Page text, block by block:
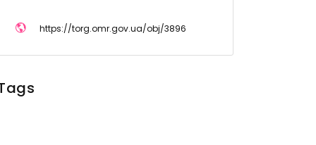
https://torg.omr.gov.ua/obj/3896